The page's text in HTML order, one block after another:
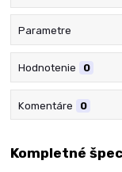
Parametre
Hodnotenie 0
Komentáre 0
Kompletné